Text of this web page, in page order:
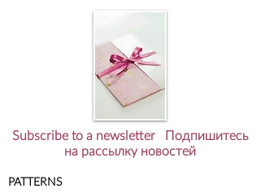
Subscribe to a newsletter Подпишитесь
на рассылку новостей
PATTERNS